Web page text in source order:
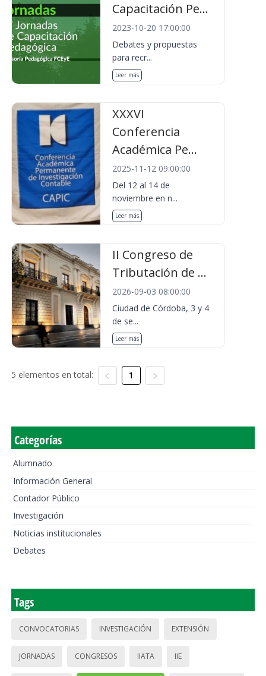
Capacitación Pe...
2023-10-20 17:00:00
Debates y propuestas
para recr...
Leer más
XXXVI
Conferencia
Académica Pe...
2025-11-12 09:00:00
Del 12 al 14 de
noviembre en n...
Leer más
II Congreso de
Tributación de ...
2026-09-03 08:00:00
Ciudad de Córdoba, 3 y 4
de se...
Leer más
5 elementos en total: 1
Categorías
Alumnado
Información General
Contador Público
Investigación
Noticias institucionales
Debates
Tags
CONVOCATORIAS INVESTIGACIÓN EXTENSIÓN
JORNADAS CONGRESOS IIATA IIE